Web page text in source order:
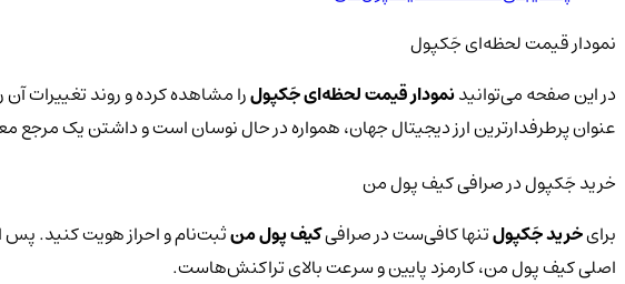
نمودار قیمت لحظه‌ای جَکپول
در این صفحه می‌توانیدنمودار قیمت لحظه‌ای جَکپولرا مشاهده کرده و روند تغییرات
عنوان پرطرفدارترین ارز دیجیتال جهان، همواره در حال نوسان است و داشتن یک
خرید جَکپول در صرافی کیف پول من
برایخرید جَکپولتنها کافی‌ست در صرافیکیف پول منثبت‌نام و احراز هویت کنید. پس
اصلی کیف پول من، کارمزد پایین و سرعت بالای تراکنش‌هاست.